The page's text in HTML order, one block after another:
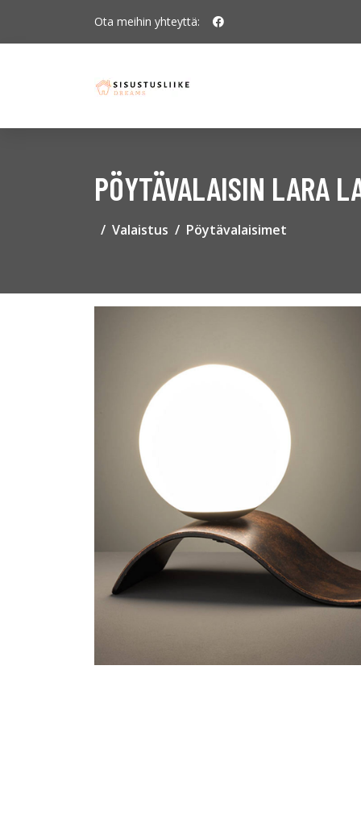
Ota meihin yhteyttä:
PÖYTÄVALAISIN LARA
Valaistus Pöytävalaisimet